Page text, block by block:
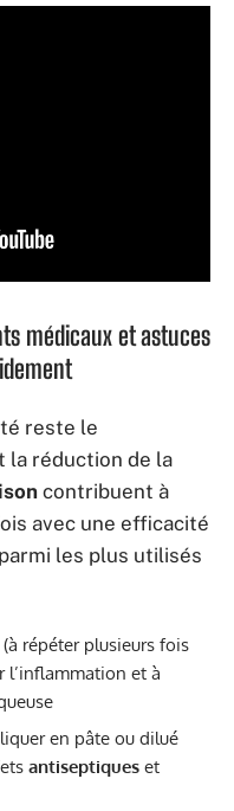
médicaux et astuces
reste le
la réduction de la
contribuent à
avec une efficacité
les plus utilisés
(à répéter plusieurs fois
l’inflammation et à
en pâte ou dilué
antiseptiques et